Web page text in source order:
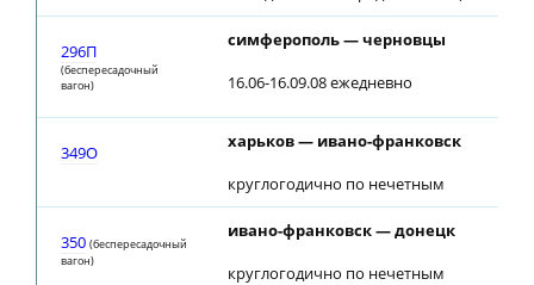
296П
(беспересадочный
вагон)
симферополь — черновцы
16.06-16.09.08 ежедневно
349О
харьков — ивано-франковск
круглогодично по нечетным
350 (беспересадочный
вагон)
ивано-франковск — донецк
круглогодично по нечетным